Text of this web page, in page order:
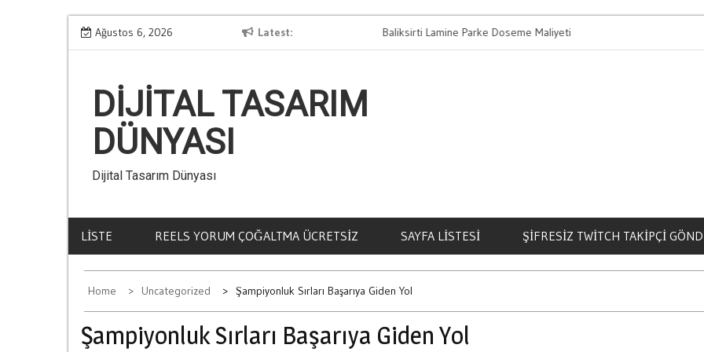
Skip
to
Ağustos 6, 2026 Latest
Kumar Aliskanligi Nasil Olusur Baliksirti Lamine Parke Doseme Maliyeti
DIJITAL TASARIM
DÜNYASI
Dijital Tasarım Dünyası
LISTE REELS YORUM ÇOĞALTMA ÜCRETSIZ SAYFA LISTESI ŞIFRESIZ TWITCH TAKIPÇI
Home Uncategorized Şampiyonluk Sırları Başarıya Giden Yol
Şampiyonluk Sırları Başarıya Giden Yol